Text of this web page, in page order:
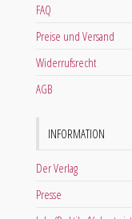
FAQ
Preise und Versand
Widerrufsrecht
AGB
INFORMATION
Der Verlag
Presse